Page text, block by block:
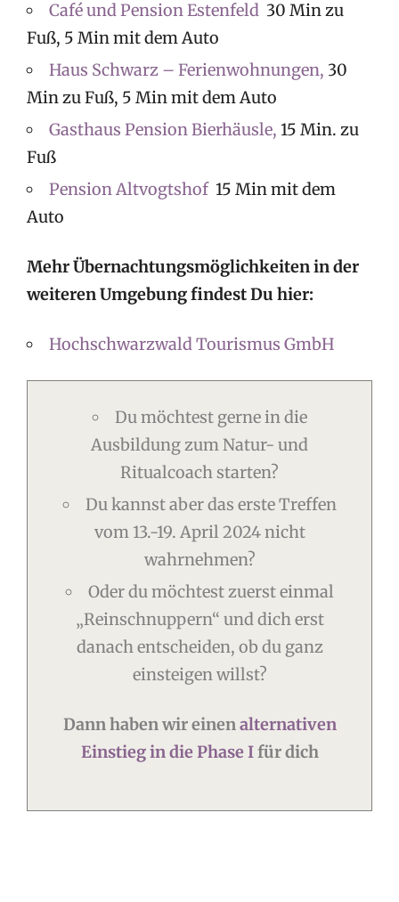
Café und Pension Estenfeld30 Min zu
Fuß, 5 Min mit dem Auto
Haus Schwarz – Ferienwohnungen, 30
Min zu Fuß, 5 Min mit dem Auto
Gasthaus Pension Bierhäusle, 15 Min. zu
Fuß
Pension Altvogtshof15 Min mit dem
Auto
Mehr Übernachtungsmöglichkeiten in der
weiteren Umgebung findest Du hier:
Hochschwarzwald Tourismus GmbH
Du möchtest gerne in die
Ausbildung zum Natur- und
Ritualcoach starten?
Du kannst aber das erste Treffen
vom 13.-19. April 2024 nicht
wahrnehmen?
Oder du möchtest zuerst einmal
„Reinschnuppern“ und dich erst
danach entscheiden, ob du ganz
einsteigen willst?
Dann haben wir einenalternativen
Einstieg in die Phase Ifür dich